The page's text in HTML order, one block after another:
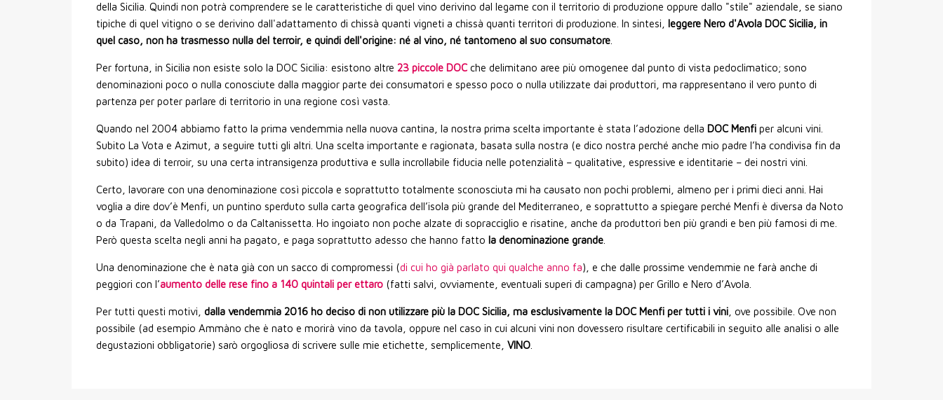
della Sicilia. Quindi non potrà comprendere se le caratteristiche di quel vino derivino dal legame con il territorio di produzione oppure dallo "stile" aziendale, se siano
tipiche di quel vitigno o se derivino dall'adattamento di chissà quanti vigneti a chissà quanti territori di produzione. In sintesi, leggere Nero d'Avola DOC Sicilia, in
quel caso, non ha trasmesso nulla del terroir, e quindi dell'origine: né al vino, né tantomeno al suo consumatore
Per fortuna, in Sicilia non esiste solo la DOC Sicilia: esistono altre 23 piccole DOC che delimitano aree più omogenee dal punto di vista pedoclimatico; sono
denominazioni poco o nulla conosciute dalla maggior parte dei consumatori e spesso poco o nulla utilizzate dai produttori, ma rappresentano il vero punto di
partenza per poter parlare di territorio in una regione così vasta.
Quando nel 2004 abbiamo fatto la prima vendemmia nella nuova cantina, la nostra prima scelta importante è stata l’adozione della DOC Menfi per alcuni vini.
Subito La Vota e Azimut, a seguire tutti gli altri. Una scelta importante e ragionata, basata sulla nostra (e dico nostra perché anche mio padre l’ha condivisa fin da
subito) idea di terroir, su una certa intransigenza produttiva e sulla incrollabile fiducia nelle potenzialità – qualitative, espressive e identitarie – dei nostri vini.
Certo, lavorare con una denominazione così piccola e soprattutto totalmente sconosciuta mi ha causato non pochi problemi, almeno per i primi dieci anni. Hai
voglia a dire dov’è Menfi, un puntino sperduto sulla carta geografica dell’isola più grande del Mediterraneo, e soprattutto a spiegare perché Menfi è diversa da Noto
o da Trapani, da Valledolmo o da Caltanissetta. Ho ingoiato non poche alzate di sopracciglio e risatine, anche da produttori ben più grandi e ben più famosi di me.
Però questa scelta negli anni ha pagato, e paga soprattutto adesso che hanno fatto la denominazione grande
Una denominazione che è nata già con un sacco di compromessi (di cui ho già parlato qui qualche anno fa), e che dalle prossime vendemmie ne farà anche di
peggiori con l’aumento delle rese fino a 140 quintali per ettaro (fatti salvi, ovviamente, eventuali superi di campagna) per Grillo e Nero d’Avola.
Per tutti questi motivi, dalla vendemmia 2016 ho deciso di non utilizzare più la DOC Sicilia, ma esclusivamente la DOC Menfi per tutti i vini , ove possibile. Ove non
possibile (ad esempio Ammàno che è nato e morirà vino da tavola, oppure nel caso in cui alcuni vini non dovessero risultare certificabili in seguito alle analisi o alle
degustazioni obbligatorie) sarò orgogliosa di scrivere sulle mie etichette, semplicemente, VINO